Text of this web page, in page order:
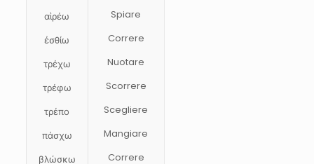
αἱρέω
ἐσθίω
τρέχω
τρέφω
τρέπο
πάσχω
βλώσκω
Spiare
Correre
Nuotare
Scorrere
Scegliere
Mangiare
Correre